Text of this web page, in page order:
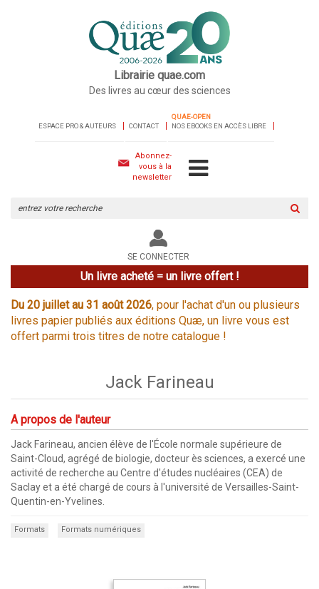
Librairie quae.com
Des livres au cœur des sciences
ESPACE PRO & AUTEURS CONTACT
QUAE-OPEN
NOS EBOOKS EN ACCÈS LIBRE
Abonnez-
vous à la
newsletter
le
site
SE CONNECTER
Un livre acheté = un livre offert !
Du 20 juillet au 31 août 2026, pour l'achat d'un ou plusieurs
livres papier publiés aux éditions Quæ, un livre vous est
offert parmi trois titres de notre catalogue !
Jack Farineau
A propos de l'auteur
Jack Farineau, ancien élève de l'École normale supérieure de
Saint-Cloud, agrégé de biologie, docteur ès sciences, a exercé une
activité de recherche au Centre d'études nucléaires (CEA) de
Saclay et a été chargé de cours à l'université de Versailles-Saint-
Quentin-en-Yvelines.
Formats Formats numériques